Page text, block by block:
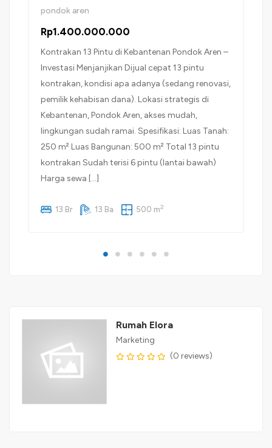
pondok aren
Rp1.400.000.000
Kontrakan 13 Pintu di Kebantenan Pondok Aren –
Investasi Menjanjikan Dijual cepat 13 pintu
kontrakan, kondisi apa adanya (sedang renovasi,
pemilik kehabisan dana). Lokasi strategis di
Kebantenan, Pondok Aren, akses mudah,
lingkungan sudah ramai. Spesifikasi: Luas Tanah:
250 m² Luas Bangunan: 500 m² Total 13 pintu
kontrakan Sudah terisi 6 pintu (lantai bawah)
Harga sewa […]
13 Br 13 Ba 500 m2
Rumah Elora
Marketing
(0 reviews)